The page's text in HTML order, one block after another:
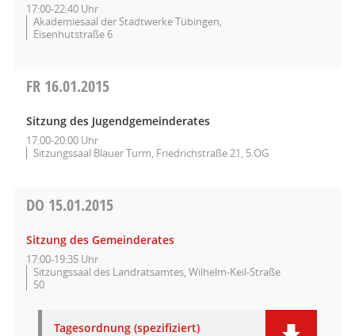
17:00-22:40 Uhr
Akademiesaal der Stadtwerke Tübingen,
Eisenhutstraße 6
FR 16.01.2015
Sitzung des Jugendgemeinderates
17:00-20:00 Uhr
Sitzungssaal Blauer Turm, Friedrichstraße 21, 5.OG
DO 15.01.2015
Sitzung des Gemeinderates
17:00-19:35 Uhr
Sitzungssaal des Landratsamtes, Wilhelm-Keil-Straße
50
Tagesordnung (spezifiziert)